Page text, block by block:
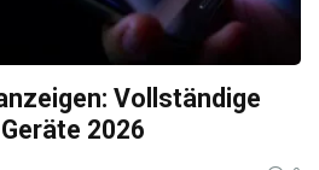
Vollständige
2026